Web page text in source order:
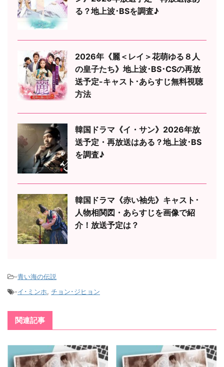
る？地上波･BSを調査♪
2026年《麗＜レイ＞花萌ゆる８人
の皇子たち》地上波･BS･CSの再放
送予定-キャスト･あらすじ無料視聴
方法
韓国ドラマ《イ・サン》2026年放
送予定・再放送はある？地上波･BS
を調査♪
韓国ドラマ《赤い袖先》キャスト･
人物相関図・あらすじを画像で紹
介！放送予定は？
-青い海の伝説
-イ･ミンホ, チョン･ジヒョン
関連記事